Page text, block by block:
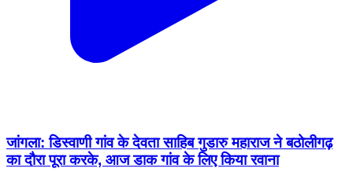
जांगला: डिस्वाणी गांव के देवता साहिब गुडारु महाराज ने बठोलीगढ़
का दौरा पूरा करके, आज डाक गांव के लिए किया रवाना